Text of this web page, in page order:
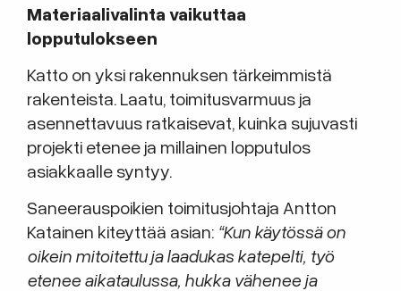
Materiaalivalinta vaikuttaa
lopputulokseen
Katto on yksi rakennuksen tärkeimmistä
rakenteista. Laatu, toimitusvarmuus ja
asennettavuus ratkaisevat, kuinka sujuvasti
projekti etenee ja millainen lopputulos
asiakkaalle syntyy.
Saneerauspoikien toimitusjohtaja Antton
Katainen kiteyttää asian: “Kun käytössä on
oikein mitoitettu ja laadukas katepelti, työ
etenee aikataulussa, hukka vähenee ja